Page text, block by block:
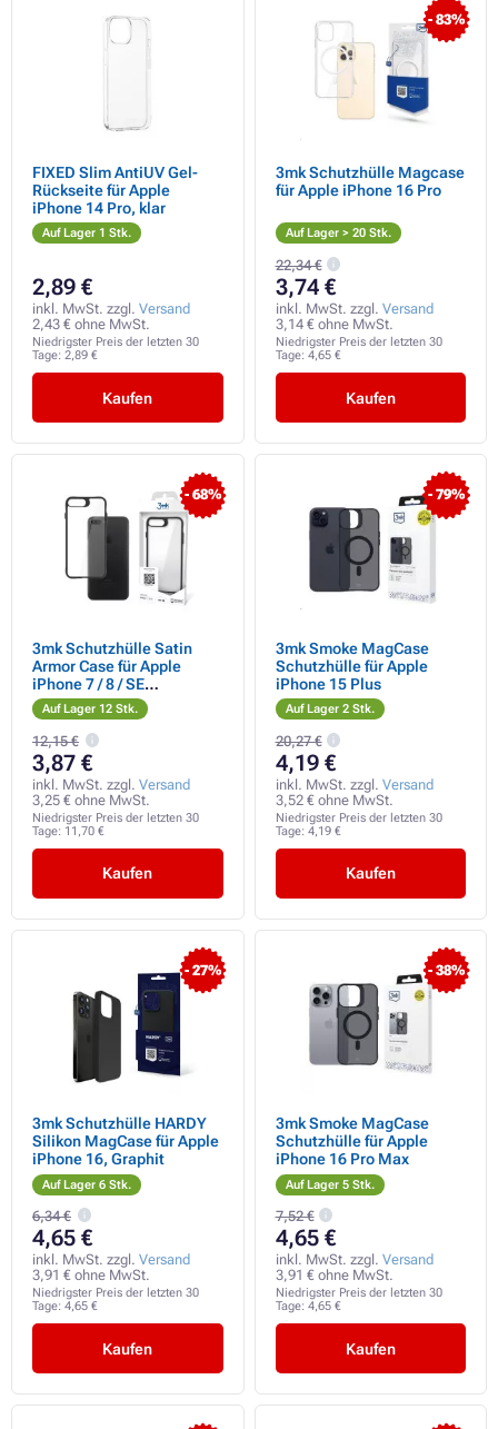
FIXED Slim AntiUV Gel-
Rückseite für Apple
iPhone 14 Pro, klar
Auf Lager 1 Stk.
2,89 €
inkl. MwSt. zzgl. Versand
2,43 € ohne MwSt.
Niedrigster Preis der letzten 30
Tage: 2,89 €
Kaufen
- 83%
3mk Schutzhülle Magcase
für Apple iPhone 16 Pro
Auf Lager > 20 Stk.
22,34 €
3,74 €
inkl. MwSt. zzgl. Versand
3,14 € ohne MwSt.
Niedrigster Preis der letzten 30
Tage: 4,65 €
Kaufen
- 68%
3mk Schutzhülle Satin
Armor Case für Apple
iPhone 7 / 8 / SE
(2020/2022)
Auf Lager 12 Stk.
12,15 €
3,87 €
inkl. MwSt. zzgl. Versand
3,25 € ohne MwSt.
Niedrigster Preis der letzten 30
Tage: 11,70 €
Kaufen
- 79%
3mk Smoke MagCase
Schutzhülle für Apple
iPhone 15 Plus
Auf Lager 2 Stk.
20,27 €
4,19 €
inkl. MwSt. zzgl. Versand
3,52 € ohne MwSt.
Niedrigster Preis der letzten 30
Tage: 4,19 €
Kaufen
- 27%
3mk Schutzhülle HARDY
Silikon MagCase für Apple
iPhone 16, Graphit
Auf Lager 6 Stk.
6,34 €
4,65 €
inkl. MwSt. zzgl. Versand
3,91 € ohne MwSt.
Niedrigster Preis der letzten 30
Tage: 4,65 €
Kaufen
- 38%
3mk Smoke MagCase
Schutzhülle für Apple
iPhone 16 Pro Max
Auf Lager 5 Stk.
7,52 €
4,65 €
inkl. MwSt. zzgl. Versand
3,91 € ohne MwSt.
Niedrigster Preis der letzten 30
Tage: 4,65 €
Kaufen